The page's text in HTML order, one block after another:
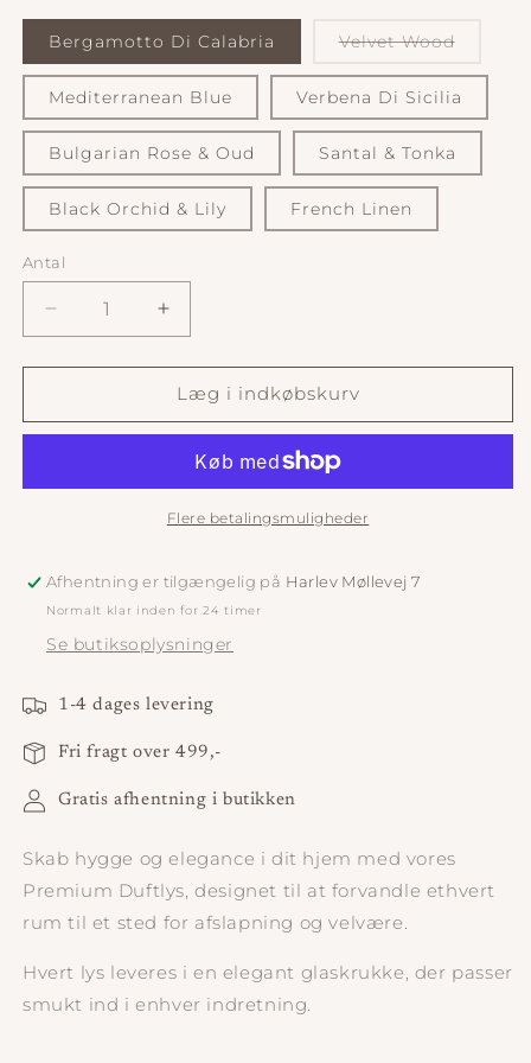
Bergamotto Di Calabria Velvet Wood
udsolgt
eller
Mediterranean Blue Verbena Di Sicilia
Bulgarian Rose & Oud Santal & Tonka
Black Orchid & Lily French Linen
Antal
Antal
Reducer
antallet
for
Candle
Øg
antallet
for
Premium
Candle
Duftlys
Læg i indkøbskurv
Flere betalingsmuligheder
Afhentning er tilgængelig på Harlev Møllevej 7
Normalt klar inden for 24 timer
Se butiksoplysninger
1-4 dages levering
Fri fragt over 499,-
Gratis afhentning i butikken
Skab hygge og elegance i dit hjem med vores
Premium Duftlys, designet til at forvandle ethvert
rum til et sted for afslapning og velvære.
Hvert lys leveres i en elegant glaskrukke, der passer
smukt ind i enhver indretning.